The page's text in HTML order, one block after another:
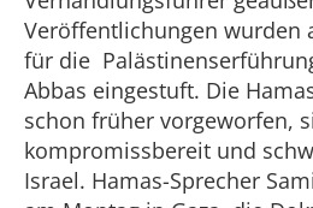
Veröffentlichungen wurden
für die
Abbas eingestuft. Die
schon früher vorgeworfen,
kompromissbereit und
Israel. Hamas-Sprecher